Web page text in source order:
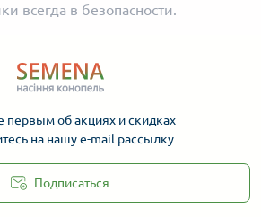
всегда в безопасности.
первым об акциях и скидках
на нашу e-mail рассылку
Подписаться